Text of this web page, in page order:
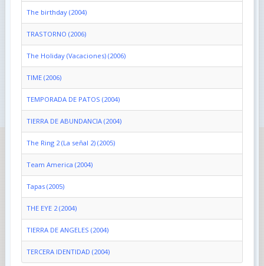
The birthday (2004)
TRASTORNO (2006)
The Holiday (Vacaciones) (2006)
TIME (2006)
TEMPORADA DE PATOS (2004)
TIERRA DE ABUNDANCIA (2004)
The Ring 2 (La señal 2) (2005)
Team America (2004)
Tapas (2005)
THE EYE 2 (2004)
TIERRA DE ANGELES (2004)
TERCERA IDENTIDAD (2004)